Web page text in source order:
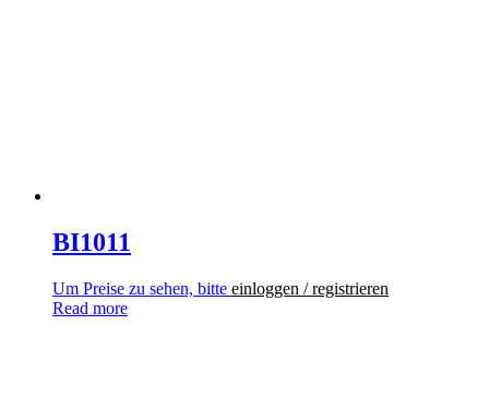
BI1011
Um Preise zu sehen, bitte einloggen / registrieren
Read more